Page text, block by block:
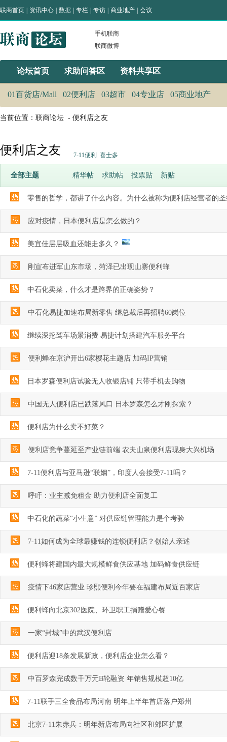
联商首页 资讯中心 数据 专栏 专访 商业地产 会议
手机联商
联商微博
论坛首页 求助问答区 资料共享区
01百货店/Mall 02便利店 03超市 04专业店 05商业地产
当前位置： 联商论坛 - 便利店之友
便利店之友 7-11便利 喜士多
全部主题 精华帖 求助帖 投票贴 新贴
零售的哲学，都讲了什么内容。为什么被称为便利店经营者的
应对疫情，日本便利店是怎么做的？
美宜佳层层吸血还能走多久？
刚宣布进军山东市场，菏泽已出现山寨便利蜂
中石化卖菜，什么才是跨界的正确姿势？
中石化易捷加速布局新零售 继总裁后再招聘60岗位
继续深挖驾车场景消费 易捷计划搭建汽车服务平台
便利蜂在京沪开出6家樱花主题店 加码IP营销
日本罗森便利店试验无人收银店铺 只带手机去购物
中国无人便利店已跌落风口 日本罗森怎么才刚探索？
便利店为什么卖不好菜？
便利店竞争蔓延至产业链前端 农夫山泉便利店现身大兴机场
7-11便利店与亚马逊“联姻”，印度人会接受7-11吗？
呼吁：业主减免租金 助力便利店全面复工
中石化的蔬菜“小生意” 对供应链管理能力是个考验
7-11如何成为全球最赚钱的连锁便利店？创始人亲述
便利蜂将建国内最大规模鲜食供应基地 加码鲜食供应链
疫情下46家店营业 珍熙便利今年要在福建布局近百家店
便利蜂向北京302医院、环卫职工捐赠爱心餐
一家“封城”中的武汉便利店
便利店迎18条发展新政，便利店企业怎么看？
中百罗森完成数千万元B轮融资 年销售规模超10亿
7-11联手三全食品布局河南 明年上半年首店落户郑州
北京7-11朱赤兵：明年新店布局向社区和郊区扩展